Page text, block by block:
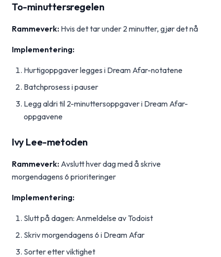
To-minuttersregelen
Rammeverk: Hvis det tar under 2 minutter, gjør det nå
Implementering:
Hurtigoppgaver legges i Dream Afar-notatene
Batchprosess i pauser
Legg aldri til 2-minuttersoppgaver i Dream Afar-
oppgavene
Ivy Lee-metoden
Rammeverk: Avslutt hver dag med å skrive
morgendagens 6 prioriteringer
Implementering:
Slutt på dagen: Anmeldelse av Todoist
Skriv morgendagens 6 i Dream Afar
Sorter etter viktighet